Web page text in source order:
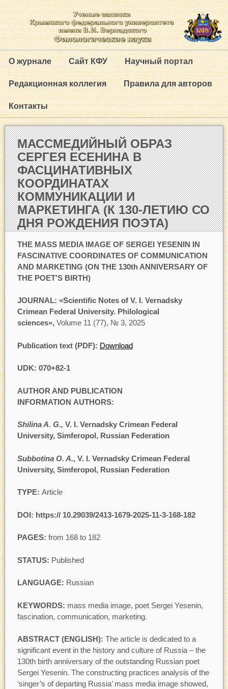
О журнале Сайт КФУ Научный портал
Редакционная коллегия Правила для авторов
Контакты
МАССМЕДИЙНЫЙ ОБРАЗ
СЕРГЕЯ ЕСЕНИНА В
ФАСЦИНАТИВНЫХ
КООРДИНАТАХ
КОММУНИКАЦИИ И
МАРКЕТИНГА (К 130-ЛЕТИЮ СО
ДНЯ РОЖДЕНИЯ ПОЭТА)
THE MASS MEDIA IMAGE OF SERGEI YESENIN IN
FASCINATIVE COORDINATES OF COMMUNICATION
AND MARKETING (ON THE 130th ANNIVERSARY OF
THE POET’S BIRTH)
JOURNAL: «Scientific Notes of V. I. Vernadsky
Crimean Federal University. Philological
sciences», Volume 11 (77), № 3, 2025
Publication text (PDF): Download
UDK: 070+82-1
AUTHOR AND PUBLICATION
INFORMATION AUTHORS:
Shilina A. G., V. I. Vernadsky Crimean Federal
University, Simferopol, Russian Federation
Subbotina O. A., V. I. Vernadsky Crimean Federal
University, Simferopol, Russian Federation
TYPE: Article
DOI: https:// 10.29039/2413-1679-2025-11-3-168-182
PAGES: from 168 to 182
STATUS: Published
LANGUAGE: Russian
KEYWORDS: mass media image, poet Sergei Yesenin,
fascination, communication, marketing.
ABSTRACT (ENGLISH): The article is dedicated to a
significant event in the history and culture of Russia – the
130th birth anniversary of the outstanding Russian poet
Sergei Yesenin. The constructing practices analysis of the
‘singer’s of departing Russia’ mass media image showed,